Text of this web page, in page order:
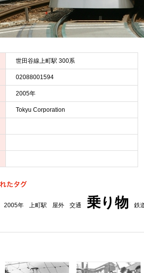
世田谷線上町駅 300系
02088001594
2005年
Tokyu Corporation
2005年 上町駅 屋外 交通 乗り物 鉄